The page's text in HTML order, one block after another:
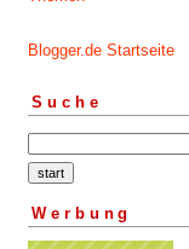
Blogger.de Startseite
Suche
Werbung